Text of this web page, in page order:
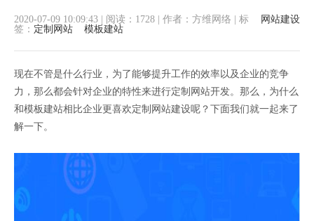
网站建设
2020-07-09 10:09:43 阅读：1728 作者：方维网络
标
签： 定制网站 模板建站
现在不管是什么行业，为了能够提升工作的效率以及企业的竞争
力，那么都会针对企业的特性来进行定制网站开发。那么，为什么
和模板建站相比企业更喜欢定制网站建设呢？下面我们就一起来了
解一下。